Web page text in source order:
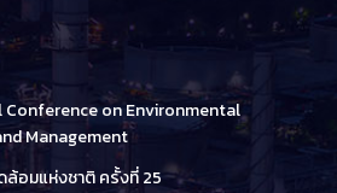
on Environmental
Management
ล้อมแห่งชาติ ครั้งที่ 25